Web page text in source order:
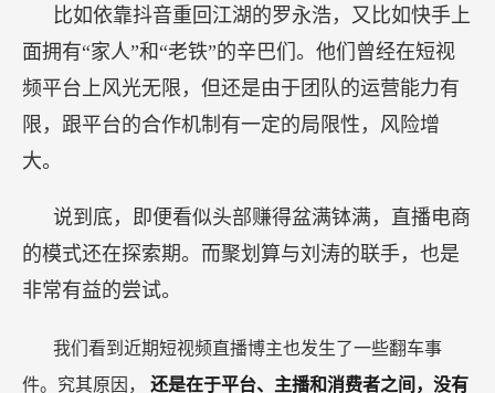
比如依靠抖音重回江湖的罗永浩，又比如快手上
面拥有“家人”和“老铁”的辛巴们。他们曾经在短视
频平台上风光无限，但还是由于团队的运营能力有
限，跟平台的合作机制有一定的局限性，风险增
大。
说到底，即便看似头部赚得盆满钵满，直播电商
的模式还在探索期。而聚划算与刘涛的联手，也是
非常有益的尝试。
我们看到近期短视频直播博主也发生了一些翻车事
件。究其原因， 还是在于平台、主播和消费者之间，没有